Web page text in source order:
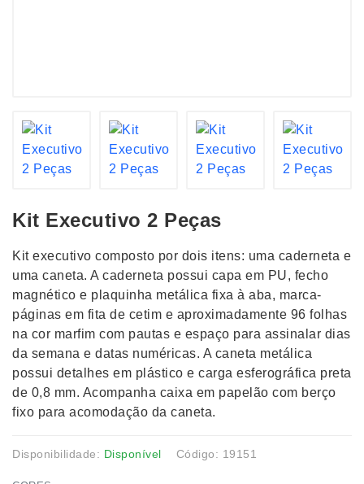
Kit Executivo 2 Peças
Kit executivo composto por dois itens: uma caderneta e
uma caneta. A caderneta possui capa em PU, fecho
magnético e plaquinha metálica fixa à aba, marca-
páginas em fita de cetim e aproximadamente 96 folhas
na cor marfim com pautas e espaço para assinalar dias
da semana e datas numéricas. A caneta metálica
possui detalhes em plástico e carga esferográfica preta
de 0,8 mm. Acompanha caixa em papelão com berço
fixo para acomodação da caneta.
Disponibilidade: Disponível Código: 19151